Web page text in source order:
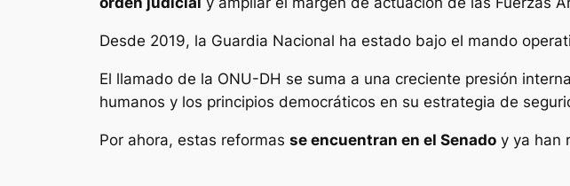
Desde 2019, la Guardia Nacional ha estado bajo el mando
El llamado de la ONU-DH se suma a una creciente presión
humanos y los principios democráticos en su estrategia de
Por ahora, estas reformas se encuentran en el Senado y ya han